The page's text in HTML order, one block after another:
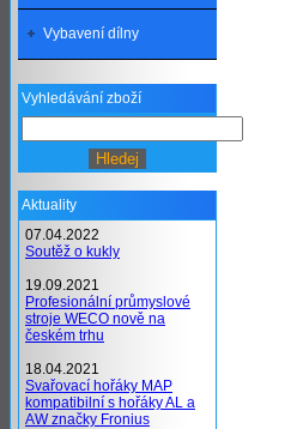
Vybavení dílny
Vyhledávání zboží
Aktuality
07.04.2022
Soutěž o kukly
19.09.2021
Profesionální průmyslové
stroje WECO nově na
českém trhu
18.04.2021
Svařovací hořáky MAP
kompatibilní s hořáky AL a
AW značky Fronius